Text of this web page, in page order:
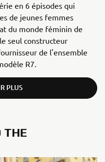
en 6 épisodes qui
de jeunes femmes
du monde féminin de
seul constructeur
de l'ensemble
R7.
PLUS
THE